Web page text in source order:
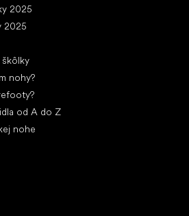
2025
2025
nohy?
od A do Z
nohe